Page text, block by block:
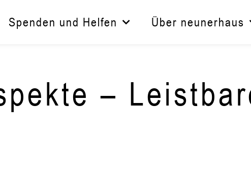
Spenden und Helfen Über neunerhaus
–